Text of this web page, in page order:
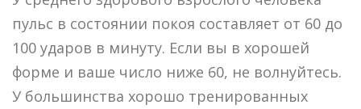
пульс в состоянии покоя составляет от 60 до
100 ударов в минуту. Если вы в хорошей
форме и ваше число ниже 60, не волнуйтесь.
У большинства хорошо тренированных